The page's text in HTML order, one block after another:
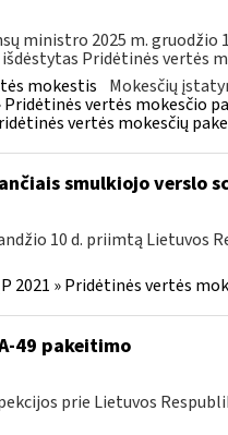
ministro 2025 m. gruodžio
Pridėtinės vertės
mokestis Mokesčių
Pridėtinės vertės mokesčio
vertės mokesčių
smulkiojo verslo
10 d. priimtą Lietuvos
2021 » Pridėtinės vertės
49 pakeitimo
prie Lietuvos